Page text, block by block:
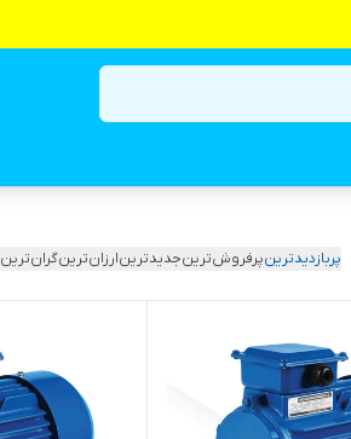
پربازدیدترینپرفروش‌ترینجدیدترینارزان‌ترینگران‌ترین